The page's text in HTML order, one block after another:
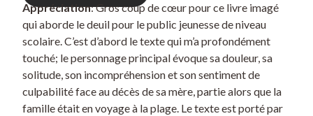
Appréciation: Gros coup de cœur pour ce livre imagé
qui aborde le deuil pour le public jeunesse de niveau
scolaire. C’est d’abord le texte qui m’a profondément
touché; le personnage principal évoque sa douleur, sa
solitude, son incompréhension et son sentiment de
culpabilité face au décès de sa mère, partie alors que la
famille était en voyage à la plage. Le texte est porté par